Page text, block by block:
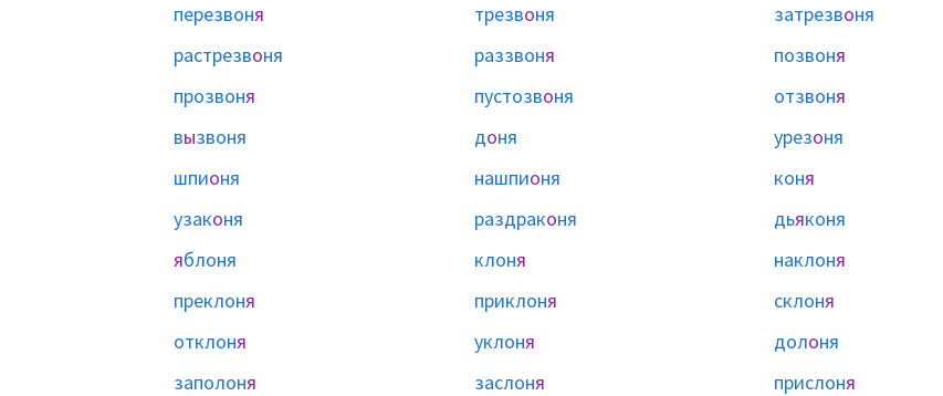
перезвоня трезвоня затрезвоня
растрезвоня раззвоня позвоня
прозвоня пустозвоня отзвоня
вызвоня доня урезоня
шпионя нашпионя коня
узаконя раздраконя дьяконя
яблоня клоня наклоня
преклоня приклоня склоня
отклоня уклоня долоня
заполоня заслоня прислоня